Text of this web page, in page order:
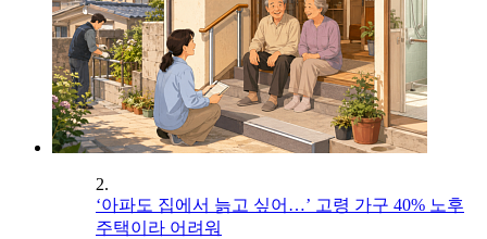
2.
‘아파도 집에서 늙고 싶어…’ 고령 가구 40% 노후
주택이라 어려워